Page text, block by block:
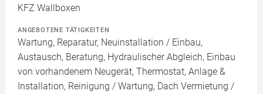
KFZ Wallboxen
ANGEBOTENE TÄTIGKEITEN
Wartung, Reparatur, Neuinstallation / Einbau,
Austausch, Beratung, Hydraulischer Abgleich, Einbau
von vorhandenem Neugerät, Thermostat, Anlage &
Installation, Reinigung / Wartung, Dach Vermietung /